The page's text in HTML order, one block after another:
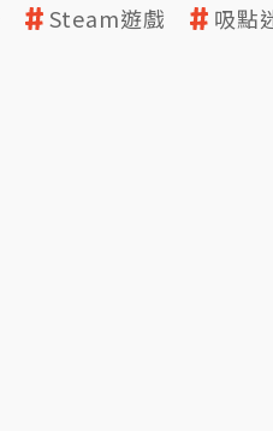
Steam遊戲 吸點